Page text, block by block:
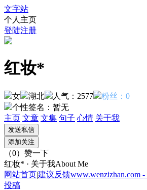
文字站
个人主页
登陆注册
红妆*
女 湖北 人气：2577
粉丝：0
个性签名： 暂无
主页 文章 文集 句子 心情 关于我
（0） 赞一下
红妆* · 关于我About Me
网站首页|建议反馈www.wenzizhan.com
投稿